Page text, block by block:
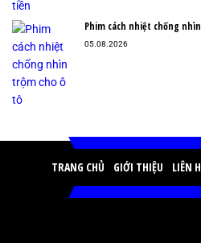
Phim cách nhiệt chống
05.08.2026
TRANG CHỦ GIỚI THIỆU LIÊN